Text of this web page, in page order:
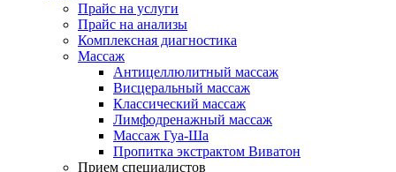
Прайс на услуги
Прайс на анализы
Комплексная диагностика
Массаж
Антицеллюлитный массаж
Висцеральный массаж
Классический массаж
Лимфодренажный массаж
Массаж Гуа-Ша
Пропитка экстрактом Виватон
Прием специалистов